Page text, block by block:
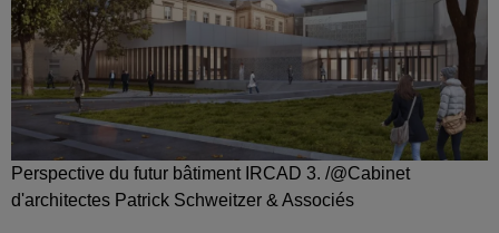
Perspective du futur bâtiment IRCAD 3. /@Cabinet
d'architectes Patrick Schweitzer & Associés